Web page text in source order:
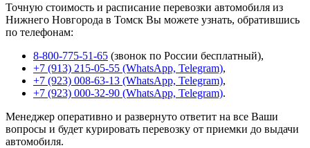
Точную стоимость и расписание перевозки автомобиля из
Нижнего Новгорода в Томск Вы можете узнать, обратившись
по телефонам:
8-800-775-51-65 (звонок по России бесплатный),
+7 (913) 215-05-55 (WhatsApp, Telegram),
+7 (923) 008-63-13 (WhatsApp, Telegram),
+7 (923) 000-32-90 (WhatsApp, Telegram).
Менеджер оперативно и развернуто ответит на все Ваши
вопросы и будет курировать перевозку от приемки до выдачи
автомобиля.